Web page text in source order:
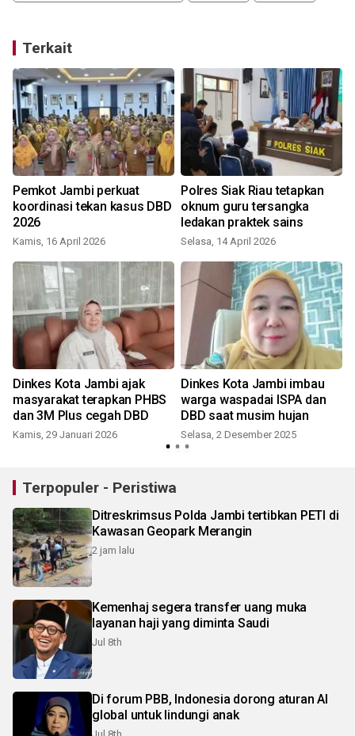
Terkait
Pemkot Jambi perkuat
koordinasi tekan kasus DBD
2026
Kamis, 16 April 2026
Polres Siak Riau tetapkan
oknum guru tersangka
ledakan praktek sains
Selasa, 14 April 2026
Dinkes Kota Jambi ajak
masyarakat terapkan PHBS
dan 3M Plus cegah DBD
Kamis, 29 Januari 2026
Dinkes Kota Jambi imbau
warga waspadai ISPA dan
DBD saat musim hujan
Selasa, 2 Desember 2025
Terpopuler - Peristiwa
Ditreskrimsus Polda Jambi tertibkan PETI di
Kawasan Geopark Merangin
2 jam lalu
Kemenhaj segera transfer uang muka
layanan haji yang diminta Saudi
Jul 8th
Di forum PBB, Indonesia dorong aturan AI
global untuk lindungi anak